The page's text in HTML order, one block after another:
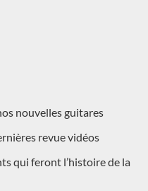
nouvelles guitares
revue vidéos
qui feront l’histoire de la